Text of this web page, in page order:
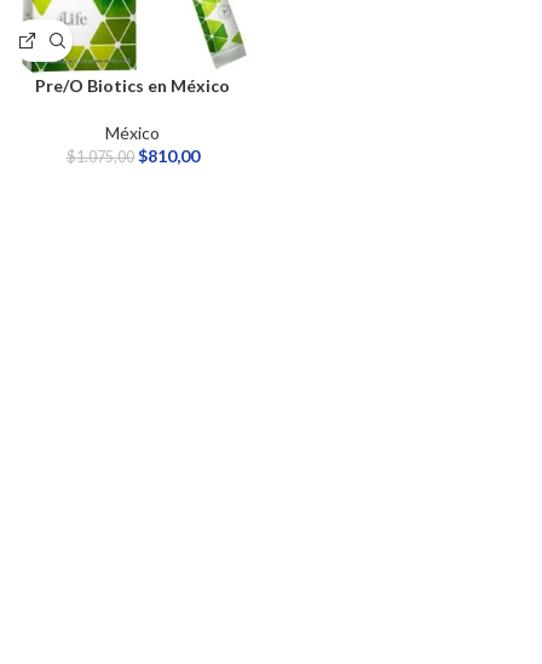
Pre/O Biotics en México
México
$1.075,00 $810,00